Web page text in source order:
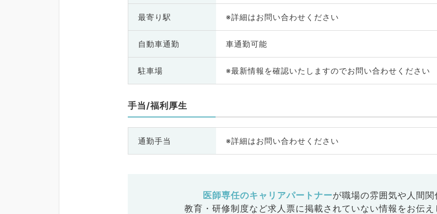
最寄り駅 ※詳細はお問い合わせください
自動車通勤 車通勤可能
駐車場 ※最新情報を確認いたしますのでお問い合わせください
手当/福利厚生
通勤手当 ※詳細はお問い合わせください
医師専任のキャリアパートナーが職場の雰囲気や人間関
教育・研修制度など求人票に掲載されていない情報をお伝え